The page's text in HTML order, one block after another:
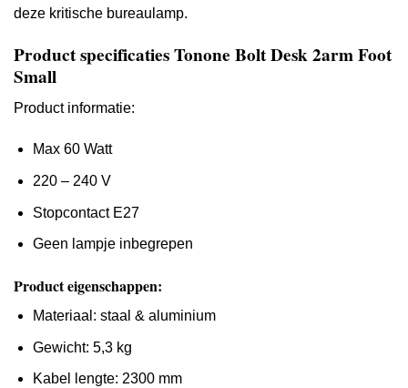
deze kritische bureaulamp.
Product specificaties Tonone Bolt Desk 2arm Foot
Small
Product informatie:
Max 60 Watt
220 – 240 V
Stopcontact E27
Geen lampje inbegrepen
Product eigenschappen:
Materiaal: staal & aluminium
Gewicht: 5,3 kg
Kabel lengte: 2300 mm